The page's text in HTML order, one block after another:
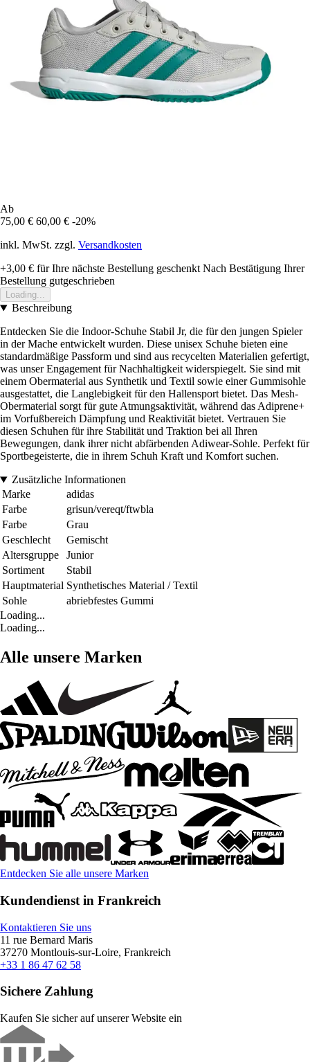
Ab
75,00 € 60,00 € -20%
inkl. MwSt. zzgl. Versandkosten
+3,00 € für Ihre nächste Bestellung geschenkt Nach Bestätigung Ihrer
Bestellung gutgeschrieben
Loading...
Beschreibung
Entdecken Sie die Indoor-Schuhe Stabil Jr, die für den jungen Spieler
in der Mache entwickelt wurden. Diese unisex Schuhe bieten eine
standardmäßige Passform und sind aus recycelten Materialien gefertigt,
was unser Engagement für Nachhaltigkeit widerspiegelt. Sie sind mit
einem Obermaterial aus Synthetik und Textil sowie einer Gummisohle
ausgestattet, die Langlebigkeit für den Hallensport bietet. Das Mesh-
Obermaterial sorgt für gute Atmungsaktivität, während das Adiprene+
im Vorfußbereich Dämpfung und Reaktivität bietet. Vertrauen Sie
diesen Schuhen für ihre Stabilität und Traktion bei all Ihren
Bewegungen, dank ihrer nicht abfärbenden Adiwear-Sohle. Perfekt für
Sportbegeisterte, die in ihrem Schuh Kraft und Komfort suchen.
Zusätzliche Informationen
Marke
adidas
Farbe
grisun/vereqt/ftwbla
Farbe
Grau
Geschlecht
Gemischt
Altersgruppe
Junior
Sortiment
Stabil
Hauptmaterial Synthetisches Material / Textil
Sohle
abriebfestes Gummi
Loading...
Loading...
Alle unsere Marken
Entdecken Sie alle unsere Marken
Kundendienst in Frankreich
Kontaktieren Sie uns
11 rue Bernard Maris
37270 Montlouis-sur-Loire, Frankreich
+33 1 86 47 62 58
Sichere Zahlung
Kaufen Sie sicher auf unserer Website ein